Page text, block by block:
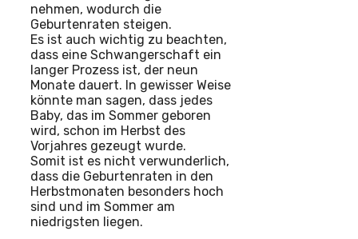
nehmen, wodurch die
Geburtenraten steigen.
Es ist auch wichtig zu beachten,
dass eine Schwangerschaft ein
langer Prozess ist, der neun
Monate dauert. In gewisser Weise
könnte man sagen, dass jedes
Baby, das im Sommer geboren
wird, schon im Herbst des
Vorjahres gezeugt wurde.
Somit ist es nicht verwunderlich,
dass die Geburtenraten in den
Herbstmonaten besonders hoch
sind und im Sommer am
niedrigsten liegen.